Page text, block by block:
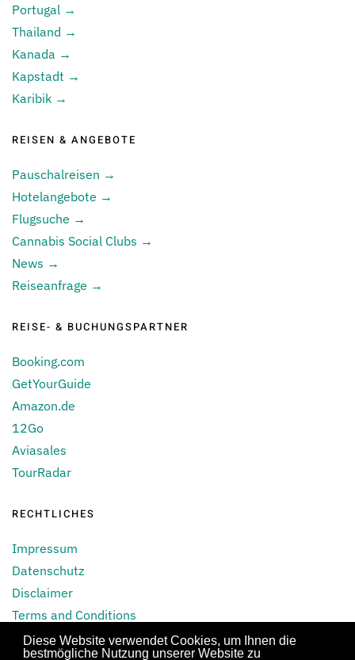
Diese Website verwendet Cookies, um Ihnen die
bestmögliche Nutzung unserer Website zu
Portugal →
Thailand →
Kanada →
Kapstadt →
Karibik →
REISEN & ANGEBOTE
Pauschalreisen →
Hotelangebote →
Flugsuche →
Cannabis Social Clubs →
News →
Reiseanfrage →
REISE- & BUCHUNGSPARTNER
Booking.com
GetYourGuide
Amazon.de
12Go
Aviasales
TourRadar
RECHTLICHES
Impressum
Datenschutz
Disclaimer
Terms and Conditions
Blacklist Airline